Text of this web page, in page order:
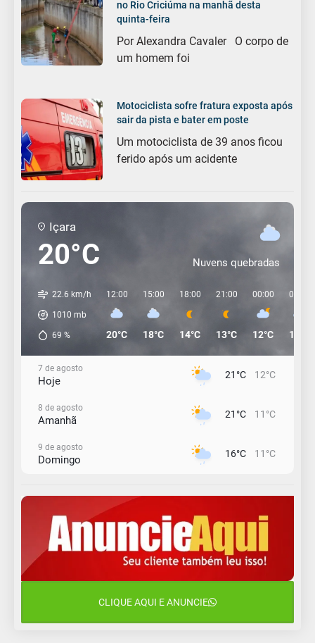
no Rio Criciúma na manhã desta
quinta-feira
Por Alexandra Cavaler O corpo de
um homem foi
Motociclista sofre fratura exposta após
sair da pista e bater em poste
Um motociclista de 39 anos ficou
ferido após um acidente
Içara
20°C Nuvens quebradas
22.6 km/h
1010 mb
69 %
12:00
20°C
15:00
18°C
18:00
14°C
21:00
13°C
00:00
12°C
03:00
11°C
7 de agosto
Hoje 21°C 12°C
8 de agosto
Amanhã 21°C 11°C
9 de agosto
Domingo 16°C 11°C
Segunda-Feira 15°C 11°C
11 de agosto
Terça-Feira
Quarta-Feira
CLIQUE AQUI E ANUNCIE